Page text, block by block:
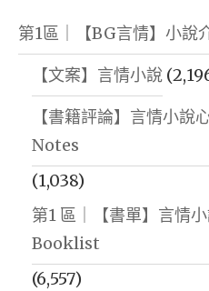
第1區｜【BG言情】小說
【文案】言情小說
【書籍評論】言情小
Notes
(1,038)
第1 區｜【書單】言情
Booklist
(6,557)